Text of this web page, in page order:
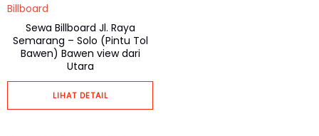
Billboard
Sewa Billboard Jl. Raya
Semarang – Solo (Pintu Tol
Bawen) Bawen view dari
Utara
LIHAT DETAIL